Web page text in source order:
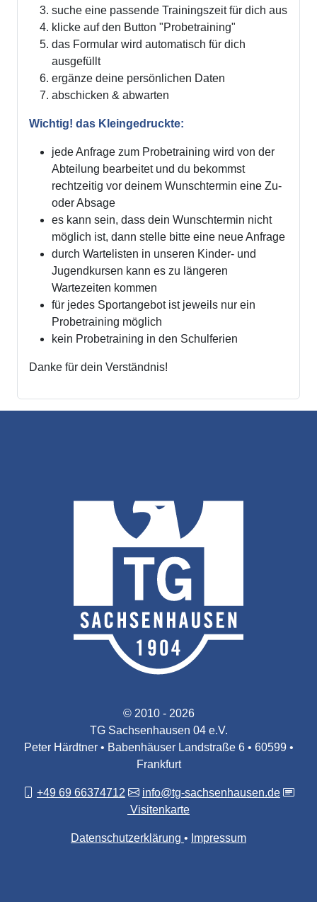
suche eine passende Trainingszeit für dich aus
klicke auf den Button "Probetraining"
das Formular wird automatisch für dich
ausgefüllt
ergänze deine persönlichen Daten
abschicken & abwarten
Wichtig! das Kleingedruckte:
jede Anfrage zum Probetraining wird von der
Abteilung bearbeitet und du bekommst
rechtzeitig vor deinem Wunschtermin eine Zu-
oder Absage
es kann sein, dass dein Wunschtermin nicht
möglich ist, dann stelle bitte eine neue Anfrage
durch Wartelisten in unseren Kinder- und
Jugendkursen kann es zu längeren
Wartezeiten kommen
für jedes Sportangebot ist jeweils nur ein
Probetraining möglich
kein Probetraining in den Schulferien
Danke für dein Verständnis!
© 2010 - 2026
TG Sachsenhausen 04 e.V.
Peter Härdtner • Babenhäuser Landstraße 6 • 60599 •
Frankfurt
+49 69 66374712
info@tg-sachsenhausen.de
Visitenkarte
Datenschutzerklärung Impressum